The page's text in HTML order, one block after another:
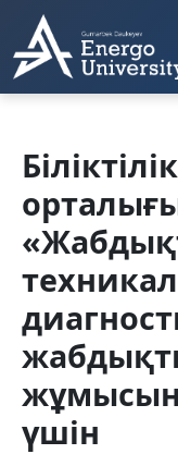
жұмысын
үшін